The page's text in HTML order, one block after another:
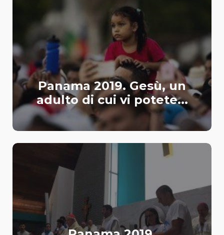
Panama 2019. Gesù, un
adulto di cui vi potete...